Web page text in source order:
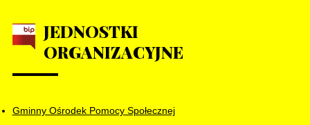
JEDNOSTKI
ORGANIZACYJNE
Gminny Ośrodek Pomocy Społecznej